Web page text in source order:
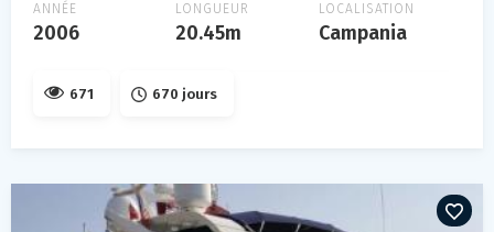
ANNÉE
2006
LONGUEUR
20.45m
LOCALISATION
Campania
671 670 jours